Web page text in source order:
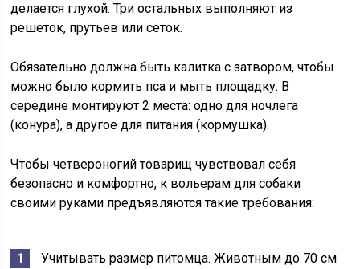
делается глухой. Три остальных выполняют из
решеток, прутьев или сеток.
Обязательно должна быть калитка с затвором, чтобы
можно было кормить пса и мыть площадку. В
середине монтируют 2 места: одно для ночлега
(конура), а другое для питания (кормушка).
Чтобы четвероногий товарищ чувствовал себя
безопасно и комфортно, к вольерам для собаки
своими руками предъявляются такие требования:
Учитывать размер питомца. Животным до 70 см